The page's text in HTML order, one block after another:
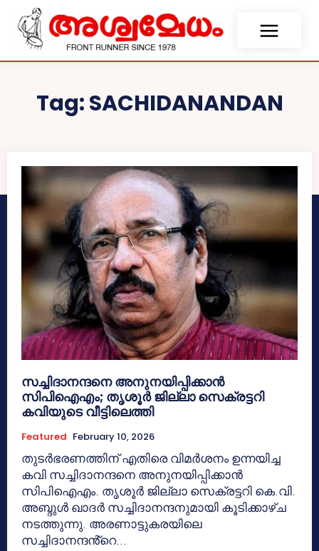
Tag:SACHIDANANDAN
സച്ചിദാനന്ദനെ അനുനയിപ്പിക്കാന്‍
സിപിഐഎം; തൃശൂര്‍ ജില്ലാ സെക്രട്ടറി
കവിയുടെ വീട്ടിലെത്തി
Featured February 10, 2026
തുടർഭരണത്തിന് എതിരെ വിമർശനം ഉന്നയിച്ച
കവി സച്ചിദാനന്ദനെ അനുനയിപ്പിക്കാൻ
സിപിഐഎം. തൃശൂർ ജില്ലാ സെക്രട്ടറി കെ.വി.
അബ്ദുൾ ഖാദർ സച്ചിദാനന്ദനുമായി കൂടിക്കാഴ്ച
നടത്തുന്നു. അരണാട്ടുകരയിലെ
സച്ചിദാനന്ദൻ്റെ...